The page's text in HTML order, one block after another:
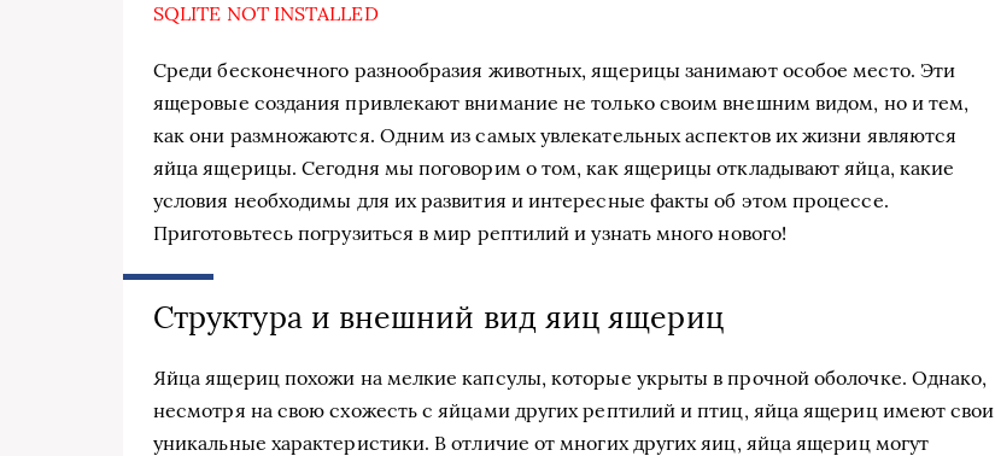
SQLITE NOT INSTALLED
Среди бесконечного разнообразия животных, ящерицы занимают особое место. Эти
ящеровые создания привлекают внимание не только своим внешним видом, но и тем,
как они размножаются. Одним из самых увлекательных аспектов их жизни являются
яйца ящерицы. Сегодня мы поговорим о том, как ящерицы откладывают яйца, какие
условия необходимы для их развития и интересные факты об этом процессе.
Приготовьтесь погрузиться в мир рептилий и узнать много нового!
Структура и внешний вид яиц ящериц
Яйца ящериц похожи на мелкие капсулы, которые укрыты в прочной оболочке. Однако,
несмотря на свою схожесть с яйцами других рептилий и птиц, яйца ящериц имеют свои
уникальные характеристики. В отличие от многих других яиц, яйца ящериц могут